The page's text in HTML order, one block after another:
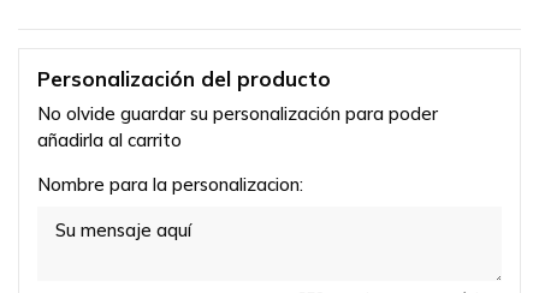
Personalización del producto
No olvide guardar su personalización para poder
añadirla al carrito
Nombre para la personalizacion: